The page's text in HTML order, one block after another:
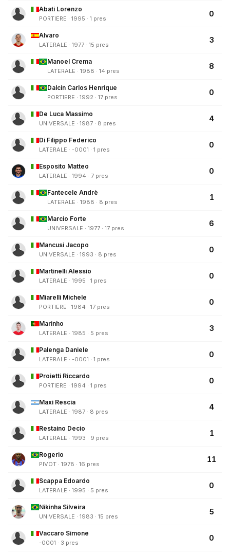
Abati Lorenzo
PORTIERE · 1995 · 1 pres
0
Alvaro
LATERALE · 1977 · 15 pres
3
Manoel Crema
LATERALE · 1988 · 14 pres
8
Dalcin Carlos Henrique
PORTIERE · 1992 · 17 pres
0
De Luca Massimo
UNIVERSALE · 1987 · 8 pres
4
Di Filippo Federico
LATERALE · -0001 · 1 pres
0
Esposito Matteo
LATERALE · 1994 · 7 pres
0
Fantecele Andrè
LATERALE · 1988 · 8 pres
1
Marcio Forte
UNIVERSALE · 1977 · 17 pres
6
Mancusi Jacopo
UNIVERSALE · 1993 · 8 pres
0
Martinelli Alessio
LATERALE · 1995 · 1 pres
0
Miarelli Michele
PORTIERE · 1984 · 17 pres
0
Marinho
LATERALE · 1985 · 5 pres
3
Palenga Daniele
LATERALE · -0001 · 1 pres
0
Proietti Riccardo
PORTIERE · 1994 · 1 pres
0
Maxi Rescia
LATERALE · 1987 · 8 pres
4
Restaino Decio
LATERALE · 1993 · 9 pres
1
Rogerio
PIVOT · 1978 · 16 pres
11
Scappa Edoardo
LATERALE · 1995 · 5 pres
0
Nikinha Silveira
UNIVERSALE · 1983 · 15 pres
5
Vaccaro Simone
-0001 · 3 pres
0